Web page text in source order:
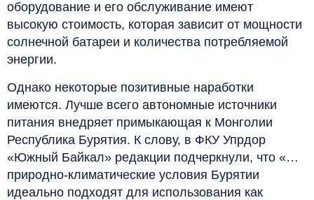
оборудование и его обслуживание имеют
высокую стоимость, которая зависит от мощности
солнечной батареи и количества потребляемой
энергии.
Однако некоторые позитивные наработки
имеются. Лучше всего автономные источники
питания внедряет примыкающая к Монголии
Республика Бурятия. К слову, в ФКУ Упрдор
«Южный Байкал» редакции подчеркнули, что «…
природно-климатические условия Бурятии
идеально подходят для использования как